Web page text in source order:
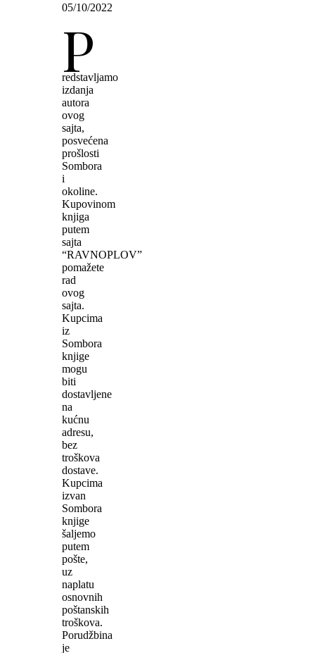
05/10/2022
P
redstavljamo
izdanja
autora
ovog
sajta,
posvećena
prošlosti
Sombora
i
okoline.
Kupovinom
knjiga
putem
sajta
“RAVNOPLOV”
pomažete
rad
ovog
sajta.
Kupcima
iz
Sombora
knjige
mogu
biti
dostavljene
na
kućnu
adresu,
bez
troškova
dostave.
Kupcima
izvan
Sombora
knjige
šaljemo
putem
pošte,
uz
naplatu
osnovnih
poštanskih
troškova.
Porudžbina
je